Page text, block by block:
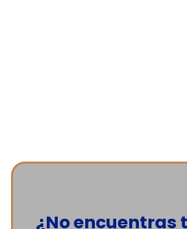
¿No encuentras